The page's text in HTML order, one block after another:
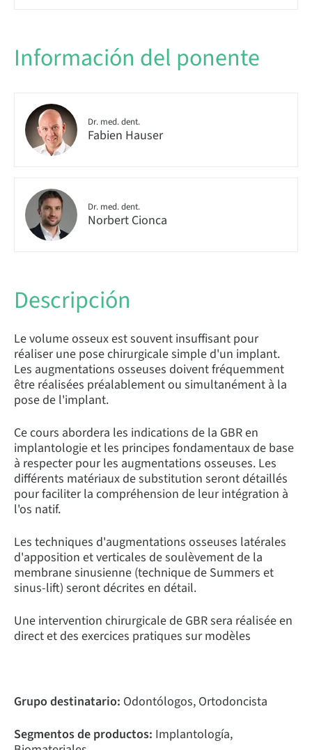
Información del ponente
Dr. med. dent.
Fabien Hauser
Dr. med. dent.
Norbert Cionca
Descripción
Le volume osseux est souvent insuffisant pour
réaliser une pose chirurgicale simple d'un implant.
Les augmentations osseuses doivent fréquemment
être réalisées préalablement ou simultanément à la
pose de l'implant.
Ce cours abordera les indications de la GBR en
implantologie et les principes fondamentaux de base
à respecter pour les augmentations osseuses. Les
différents matériaux de substitution seront détaillés
pour faciliter la compréhension de leur intégration à
l'os natif.
Les techniques d'augmentations osseuses latérales
d'apposition et verticales de soulèvement de la
membrane sinusienne (technique de Summers et
sinus-lift) seront décrites en détail.
Une intervention chirurgicale de GBR sera réalisée en
direct et des exercices pratiques sur modèles
Grupo destinatario: Odontólogos, Ortodoncista
Segmentos de productos: Implantología,